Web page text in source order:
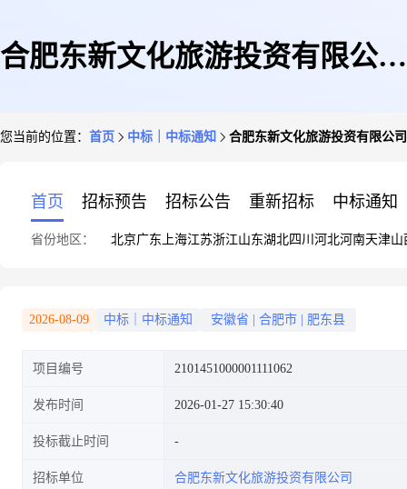
合肥东新文化旅游投资有限公司
您当前的位置： 首页 中标｜中标通知 合肥东新文化旅游投资有限公
首页 招标预告 招标公告 重新招标 中标通知
省份地区： 北京广东 上海江苏浙江山东湖北四川 河北河南天津山
2026-08-09 中标｜中标通知 安徽省 合肥市 肥东县
项目编号 2101451000001111062
发布时间 2026-01-27 15:30:40
投标截止时间
招标单位 合肥东新文化旅游投资有限公司